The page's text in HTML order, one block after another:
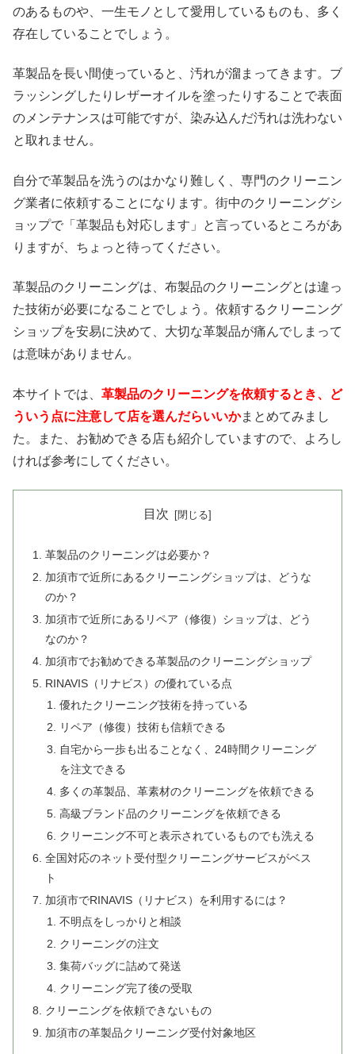
のあるものや、一生モノとして愛用しているものも、多く
存在していることでしょう。
革製品を長い間使っていると、汚れが溜まってきます。ブ
ラッシングしたりレザーオイルを塗ったりすることで表面
のメンテナンスは可能ですが、染み込んだ汚れは洗わない
と取れません。
自分で革製品を洗うのはかなり難しく、専門のクリーニン
グ業者に依頼することになります。街中のクリーニングシ
ョップで「革製品も対応します」と言っているところがあ
りますが、ちょっと待ってください。
革製品のクリーニングは、布製品のクリーニングとは違っ
た技術が必要になることでしょう。依頼するクリーニング
ショップを安易に決めて、大切な革製品が痛んでしまって
は意味がありません。
本サイトでは、 革製品のクリーニングを依頼するとき、ど
ういう点に注意して店を選んだらいいかまとめてみまし
た。また、お勧めできる店も紹介していますので、よろし
ければ参考にしてください。
目次
革製品のクリーニングは必要か？
加須市で近所にあるクリーニングショップは、どうな
のか？
加須市で近所にあるリペア（修復）ショップは、どう
なのか？
加須市でお勧めできる革製品のクリーニングショップ
RINAVIS（リナビス）の優れている点
優れたクリーニング技術を持っている
リペア（修復）技術も信頼できる
自宅から一歩も出ることなく、24時間クリーニング
を注文できる
多くの革製品、革素材のクリーニングを依頼できる
高級ブランド品のクリーニングを依頼できる
クリーニング不可と表示されているものでも洗える
全国対応のネット受付型クリーニングサービスがベス
ト
加須市でRINAVIS（リナビス）を利用するには？
不明点をしっかりと相談
クリーニングの注文
集荷バッグに詰めて発送
クリーニング完了後の受取
クリーニングを依頼できないもの
加須市の革製品クリーニング受付対象地区